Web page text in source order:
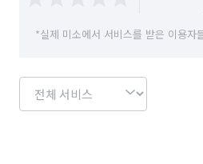
*실제 미소에서 서비스를 받은 이용자